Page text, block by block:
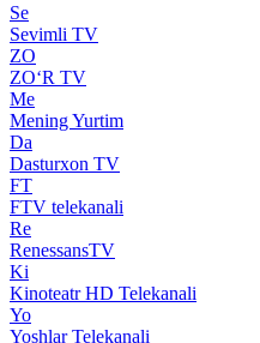
Se
Sevimli TV
ZO
ZO‘R TV
Me
Mening Yurtim
Da
Dasturxon TV
FT
FTV telekanali
Re
RenessansTV
Ki
Kinoteatr HD Telekanali
Yo
Yoshlar Telekanali